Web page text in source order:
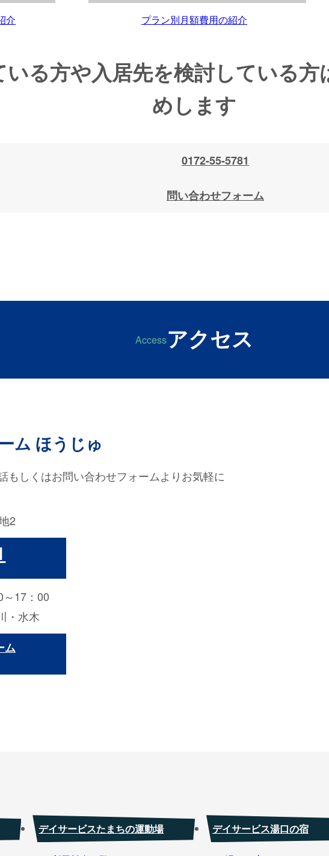
本人の個人情報の照会・修正・削除などをご希望される場合には、ご本人
有する個人情報に関して適用される日本の法令、その他規範を遵守すると
介 プラン別月額費用の紹介
いる方や入居先を検討している
めします
0172-55-5781
問い合わせフォーム
アクセス
Access
ム ほうじゅ
もしくはお問い合わせフォームよりお気軽に
2
～17：00
・水木
ム
デイサービスたまちの運動場 デイサービス湯口の宿